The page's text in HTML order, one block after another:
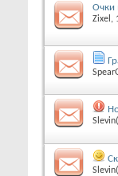
Очки
Zixel ‎,